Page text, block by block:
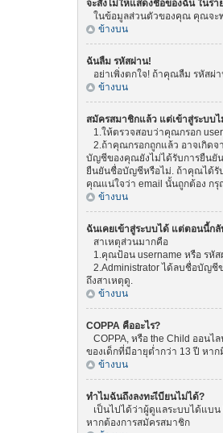
จะสั่งไม่ให้แสดงชื่อของฉัน ในรา
ในข้อมูลส่วนตัวของคุณ คุณจะพ
ข้างบน
ฉันลืม รหัสผ่าน!
อย่าเพิ่งตกใจ! ถ้าคุณลืม รหัสผ่
ข้างบน
สมัครสมาชิกแล้ว แต่เข้าสู่ระบบไ
1.ให้ตรวจสอบว่าคุณกรอก
2.ถ้าคุณกรอกถูกแล้ว อาจเกิด
บัญชีของคุณยังไม่ได้รับการยืนยั
ยืนยันชื่อบัญชีหรือไม่. ถ้าคุณได้รั
คุณแน่ใจว่า email นั้นถูกต้อง ก
ข้างบน
ฉันเคยเข้าสู่ระบบได้ แต่ตอนนี้กลั
สาเหตุส่วนมากคือ
1.คุณป้อน username หรือ รหั
2.Administrator ได้ลบชื่อบัญชี
ถึงสาเหตุดู.
ข้างบน
COPPA คืออะไร?
COPPA, หรือ the Child ออนไ
ของเด็กที่มีอายุต่ำกว่า 13 ปี หา
ข้างบน
ทำไมฉันถึงลงทะเีบียนไม่ได้?
เป็นไปได้ว่าผู้ดูแลระบบได้แบน
หากต้องการสมัครสมาชิก